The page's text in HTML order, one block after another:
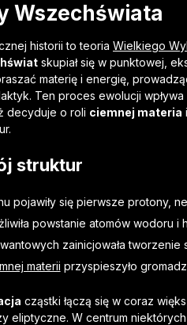
Wszechświata
historii to teoria Wielkiego
skupiał się w punktowej,
materię i energię,
Ten proces ewolucji
decyduje o roli ciemnej materia i
struktur
pojawiły się pierwsze protony,
powstanie atomów wodoru i
zainicjowała tworzenie
materii przyspieszyło
cząstki łączą się w coraz
eliptyczne. W centrum